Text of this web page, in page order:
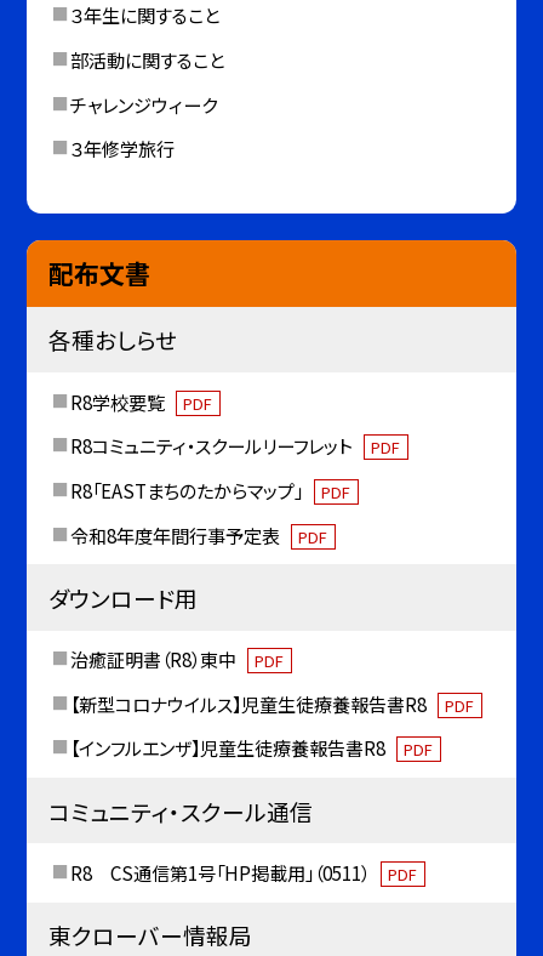
３年生に関すること
部活動に関すること
チャレンジウィーク
３年修学旅行
配布文書
各種おしらせ
R8学校要覧 PDF
R8コミュニティ・スクールリーフレット PDF
R8「EASTまちのたからマップ」 PDF
令和8年度年間行事予定表 PDF
ダウンロード用
治癒証明書（R8）東中 PDF
【新型コロナウイルス】児童生徒療養報告書R8 PDF
【インフルエンザ】児童生徒療養報告書R8 PDF
コミュニティ・スクール通信
R8 CS通信第1号「HP掲載用」（0511） PDF
東クローバー情報局